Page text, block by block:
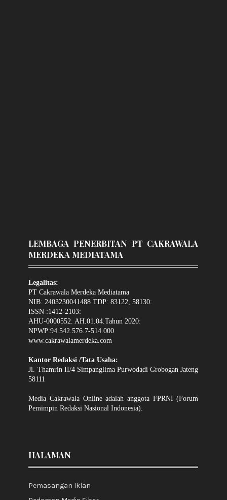
LEMBAGA PENERBITAN PT CAKRAWALA
MERDEKA MEDIATAMA
Legalitas:
PT Cakrawala Merdeka Mediatama
NIB: 2403230041488 TDP: 83122, 58130:
ISSN :1412-2103:
AHU-0000552. AH.01.04.Tahun 2020:
NPWP:94.542.576.7-514.000
www.cakrawalamerdeka.com
Kantor Redaksi /Tata Usaha:
Jl. Thamrin II/4 Simpanglima Purwodadi Grobogan Jateng
58111
Media Cakrawala Online adalah anggota FPRNI (Forum
Pemimpin Redaksi Nasional Indonesia).
HALAMAN
Pemasangan Iklan